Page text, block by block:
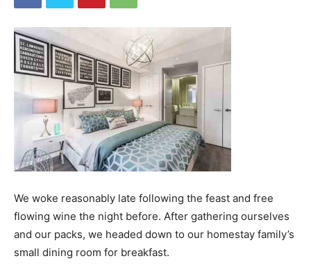
We woke reasonably late following the feast and free
flowing wine the night before. After gathering ourselves
and our packs, we headed down to our homestay family’s
small dining room for breakfast.